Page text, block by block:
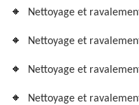
Nettoyage et
Nettoyage et
Nettoyage et
Nettoyage et